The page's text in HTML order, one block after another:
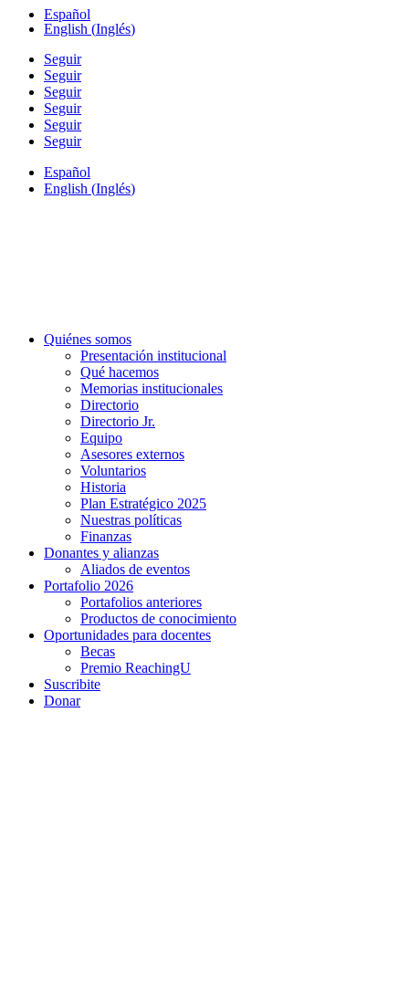
Español
English (Inglés)
Seguir
Seguir
Seguir
Seguir
Seguir
Seguir
Español
English (Inglés)
Quiénes somos
Presentación institucional
Qué hacemos
Memorias institucionales
Directorio
Directorio Jr.
Equipo
Asesores externos
Voluntarios
Historia
Plan Estratégico 2025
Nuestras políticas
Finanzas
Donantes y alianzas
Aliados de eventos
Portafolio 2026
Portafolios anteriores
Productos de conocimiento
Oportunidades para docentes
Becas
Premio ReachingU
Suscribite
Donar